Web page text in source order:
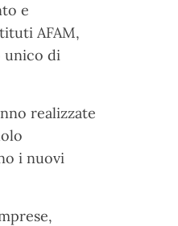
e
AFAM,
unico di
realizzate
i nuovi